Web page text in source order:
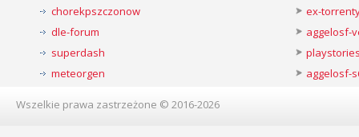
chorekpszczonow
dle-forum
superdash
meteorgen
ex-
aggelosf-
aggelosf-
Wszelkie prawa zastrzeżone © 2016-2026